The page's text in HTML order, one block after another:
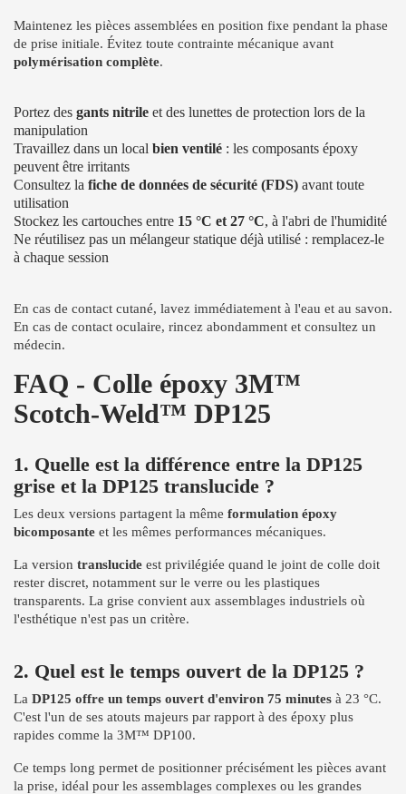
Maintenez les pièces assemblées en position fixe pendant la phase
de prise initiale. Évitez toute contrainte mécanique avant
polymérisation complète.
Portez des gants nitrile et des lunettes de protection lors de la
manipulation
Travaillez dans un local bien ventilé : les composants époxy
peuvent être irritants
Consultez la fiche de données de sécurité (FDS) avant toute
utilisation
Stockez les cartouches entre 15 °C et 27 °C, à l'abri de l'humidité
Ne réutilisez pas un mélangeur statique déjà utilisé : remplacez-le
à chaque session
En cas de contact cutané, lavez immédiatement à l'eau et au savon.
En cas de contact oculaire, rincez abondamment et consultez un
médecin.
FAQ - Colle époxy 3M™
Scotch-Weld™ DP125
1. Quelle est la différence entre la DP125
grise et la DP125 translucide ?
Les deux versions partagent la même formulation époxy
bicomposante et les mêmes performances mécaniques.
La version translucide est privilégiée quand le joint de colle doit
rester discret, notamment sur le verre ou les plastiques
transparents. La grise convient aux assemblages industriels où
l'esthétique n'est pas un critère.
2. Quel est le temps ouvert de la DP125 ?
La DP125 offre un temps ouvert d'environ 75 minutes à 23 °C.
C'est l'un de ses atouts majeurs par rapport à des époxy plus
rapides comme la 3M™ DP100.
Ce temps long permet de positionner précisément les pièces avant
la prise, idéal pour les assemblages complexes ou les grandes